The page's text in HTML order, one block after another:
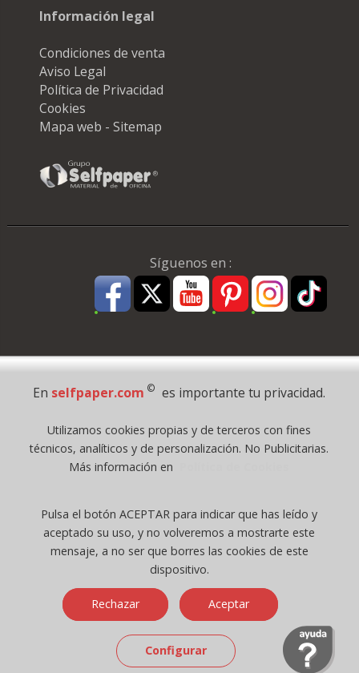
Información legal
Condiciones de venta
Aviso Legal
Política de Privacidad
Cookies
Mapa web - Sitemap
Síguenos en :
Pago Seguro
Todos los derechos reservados
©selfpaper.com, y las webs de ©gruposelfpaper.org están gestionadas, y
Registro Mercantil de Valencia ( España ) CEE:
Tomo 7263, Libro 4565, Folio 1, Sección 8, Hoja V-85203.
Móvil / Tablet - Bot mozilla/5.0 (linux; android 14; pixel 8)
applewebkit/537.36 (khtml, like gecko) chrome/131.0.0.0 mobile
Chrome
Ip: 216.73.216.14 -
↑ 896 → 448 ppp
En selfpaper.com © es importante tu privacidad.
Utilizamos cookies propias y de terceros con fines
técnicos, analíticos y de personalización. No Publicitarias.
Más información en
Pulsa el botón ACEPTAR para indicar que has leído y
aceptado su uso, y no volveremos a mostrarte este
mensaje, a no ser que borres las cookies de este
dispositivo.
Rechazar Aceptar
Configurar